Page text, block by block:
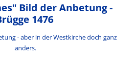
Bild der Anbetung -
1476
- aber in der Westkirche doch ganz
anders.